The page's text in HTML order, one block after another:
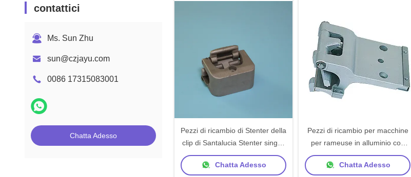
contattici
Ms. Sun Zhu
sun@czjayu.com
0086 17315083001
Chatta Adesso
Pezzi di ricambio di Stenter della
clip di Santalucia Stenter singoli
facendo uso dei pezzi meccanici
del tessuto
Chatta Adesso
Pezzi di ricambio per macchine
per rameuse in alluminio con
clip per rameuse per macchine
Wakayama
Chatta Adesso